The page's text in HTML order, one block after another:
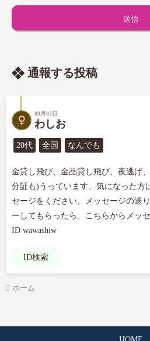
通報する投稿
09月03日
わしお
20代 全国 なんでも
金貸し飛び、金品貸し飛び、夜逃げ
分証も)うっています。気になった方
セージをください。メッセージの送
ーしてもらったら、こちらからメッ
ID wawashiw
ID検索
ホーム